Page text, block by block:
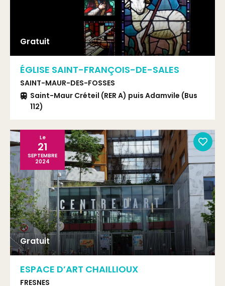
Gratuit
ÉGLISE SAINT-FRANÇOIS-DE-SALES
SAINT-MAUR-DES-FOSSES
Saint-Maur Créteil (RER A) puis Adamvile (Bus
112)
Gratuit
Le
21
SEPTEMBRE
2024
ESPACE D’ART CHAILLIOUX
FRESNES